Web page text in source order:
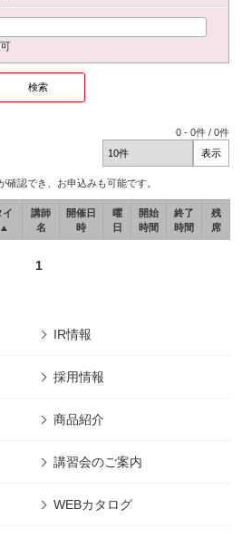
0 -0件 /0件
認でき、お申込みも可能です。
イ
講師
名
開催日
時
曜
日
開始
時間
終了
時間
残
席
1
IR情報
採用情報
商品紹介
講習会のご案内
WEBカタログ